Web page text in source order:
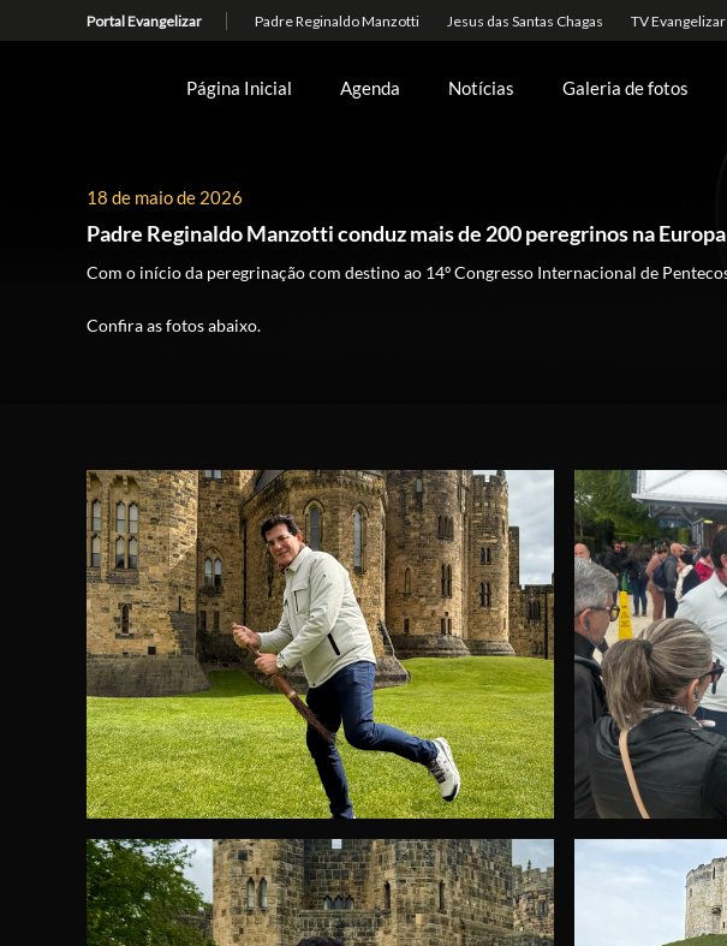
Página Inicial Agenda Notícias Galeria de fotos
18 de maio de 2026
Padre Reginaldo Manzotti conduz mais de 200 peregrinos na Europa
Com o início da peregrinação com destino ao 14º Congresso Internacional de
Confira as fotos abaixo.